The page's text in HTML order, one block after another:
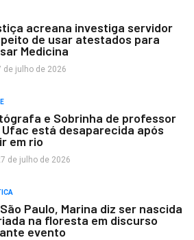
acreana investiga servidor
de usar atestados para
Medicina
de julho de 2026
e Sobrinha de professor
Ufac está desaparecida após
em rio
de julho de 2026
Paulo, Marina diz ser nascida
na floresta em discurso
evento